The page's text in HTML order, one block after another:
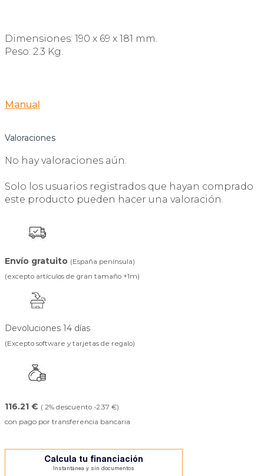
Dimensiones: 190 x 69 x 181 mm.
Peso: 2.3 Kg.
Manual
Valoraciones
No hay valoraciones aún.
Solo los usuarios registrados que hayan comprado
este producto pueden hacer una valoración.
Envío gratuito (España península)
(excepto artículos de gran tamaño +1m)
Devoluciones 14 días
(Excepto software y tarjetas de regalo)
116.21 € ( 2% descuento -2.37 €)
con pago por transferencia bancaria